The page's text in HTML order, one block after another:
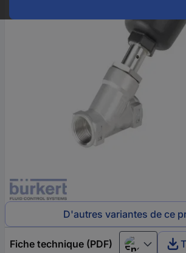
D'autres variantes de ce
Fiche technique (PDF) English